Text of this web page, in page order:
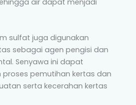
sulfat juga digunakan
sebagai agen pengisi dan
Senyawa ini dapat
pemutihan kertas dan
serta kecerahan kertas